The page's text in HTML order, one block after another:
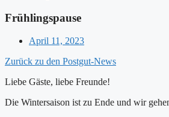
Frühlingspause
April 11, 2023
Zurück zu den Postgut-News
Liebe Gäste, liebe Freunde!
Die Wintersaison ist zu Ende und wir